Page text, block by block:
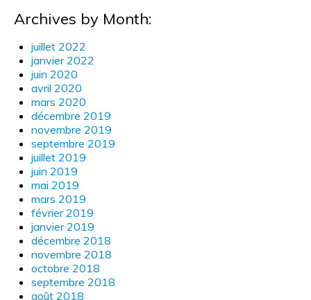
Archives by Month:
juillet 2022
janvier 2022
juin 2020
avril 2020
mars 2020
décembre 2019
novembre 2019
septembre 2019
juillet 2019
juin 2019
mai 2019
mars 2019
février 2019
janvier 2019
décembre 2018
novembre 2018
octobre 2018
septembre 2018
août 2018